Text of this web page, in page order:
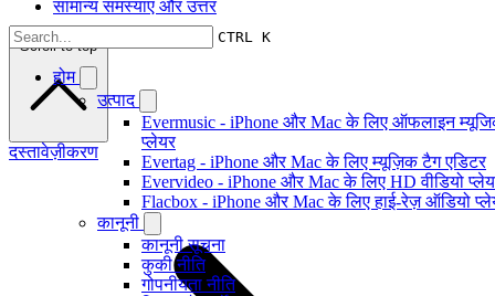
CTRL K
होम
उत्पाद
Evermusic - iPhone और Mac के लिए ऑफलाइन
प्लेयर
Evertag - iPhone और Mac के लिए म्यूज़िक टैग एडिटर
Evervideo - iPhone और Mac के लिए HD वीडियो
Flacbox - iPhone और Mac के लिए हाई-रेज़ ऑडियो
कानूनी
कानूनी सूचना
कुकी नीति
गोपनीयता नीति
सामान्य समस्याएं और उत्तर
Scroll to top
दस्तावेज़ीकरण